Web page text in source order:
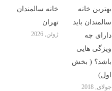
خانه سالمندان
تهران
ژوئن, 2026
بهترین خانه
سالمندان باید
دارای چه
ویژگی هایی
باشد؟ ( بخش
اول)
جولای, 2018